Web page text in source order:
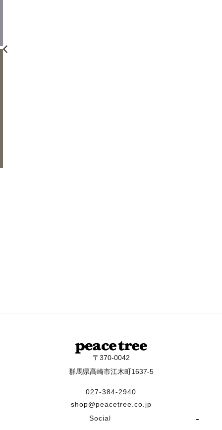
〒370-0042
群馬県高崎市江木町1637-5
027-384-2940
shop@peacetree.co.jp
Social